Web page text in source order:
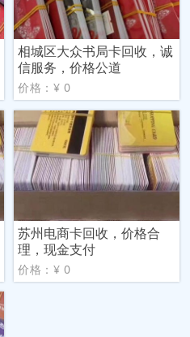
相城区大众书局卡回收，诚
信服务，价格公道
价格：¥ 0
苏州电商卡回收，价格合
理，现金支付
价格：¥ 0